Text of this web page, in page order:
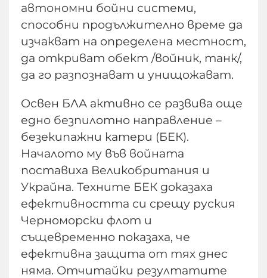
автономни бойни системи,
способни продължително време да
изчакват на определена местност,
да откриват обект /войник, танк/,
да го разпознават и унищожават.
Освен БЛА активно се развива още
едно безпилотно направление –
безекипажни катери (БЕК).
Началото му във войната
поставиха Великобритания и
Украйна. Техните БЕК доказаха
ефективността си срещу руския
Черноморски флот и
същевременно показаха, че
ефективна защита от тях днес
няма. Отчитайки резултатите